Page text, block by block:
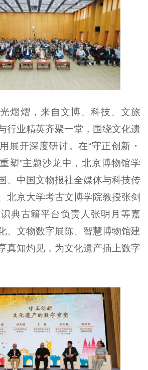
熠熠，来自文博、科技、文旅
行业精英齐聚一堂，围绕文化遗
展开深度研讨。在“守正创新・
塑”主题沙龙中，北京博物馆学
、中国文物报社全媒体与科技传
北京大学考古文博学院教授张剑
典古籍平台负责人张明月等嘉
、文物数字展陈、智慧博物馆建
真知灼见，为文化遗产插上数字